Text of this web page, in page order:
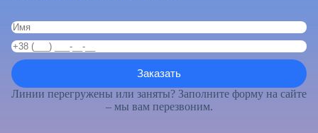
Линии перегружены или заняты? Заполните форму на сайте
– мы вам перезвоним.